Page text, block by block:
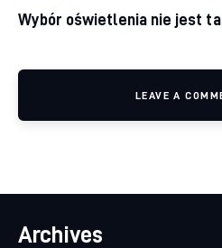
Wybór oświetlenia nie jest
LEAVE A
Archives